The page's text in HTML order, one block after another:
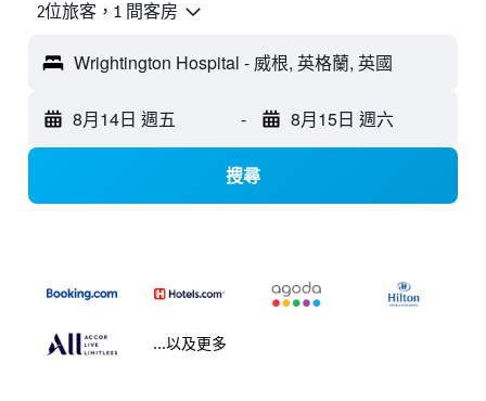
2位旅客，1 間客房
Wrightington Hospital - 威根, 英格蘭, 英國
8月14日 週五 - 8月15日 週六
搜尋
...以及更多